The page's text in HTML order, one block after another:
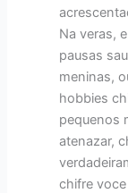
Na veras,
pausas
meninas,
hobbies
pequenos
atenazar,
chifre